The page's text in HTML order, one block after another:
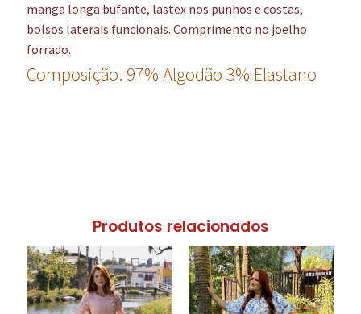
manga longa bufante, lastex nos punhos e costas,
bolsos laterais funcionais. Comprimento no joelho
forrado.
Composição. 97% Algodão 3% Elastano
Produtos relacionados